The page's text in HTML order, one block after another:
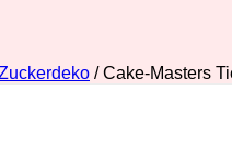
/ Cake-Masters